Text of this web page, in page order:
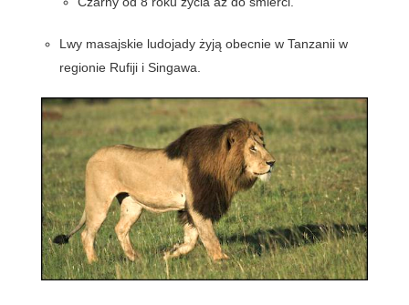
Lwy masajskie ludojady żyją obecnie w Tanzanii w
regionie Rufiji i Singawa.